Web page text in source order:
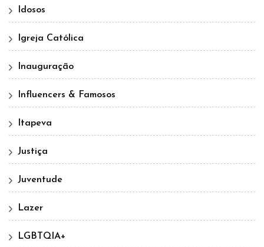
Idosos
Igreja Católica
Inauguração
Influencers & Famosos
Itapeva
Justiça
Juventude
Lazer
LGBTQIA+